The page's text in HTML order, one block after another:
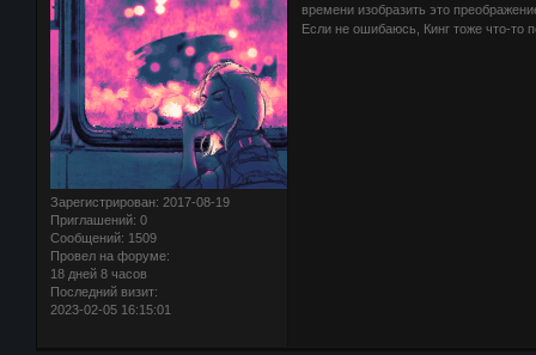
Зарегистрирован: 2017-08-19
Приглашений: 0
Сообщений: 1509
Провел на форуме:
18 дней 8 часов
Последний визит:
2023-02-05 16:15:01
времени изобразить это
Если не ошибаюсь, Кинг тоже что-то